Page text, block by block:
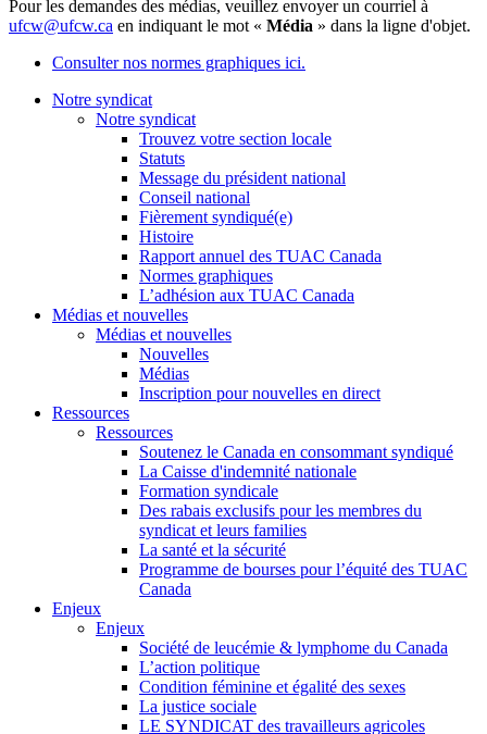
Pour les demandes des médias, veuillez envoyer un courriel à
ufcw@ufcw.ca en indiquant le mot « Média » dans la ligne d'objet.
Consulter nos normes graphiques ici.
Notre syndicat
Notre syndicat
Trouvez votre section locale
Statuts
Message du président national
Conseil national
Fièrement syndiqué(e)
Histoire
Rapport annuel des TUAC Canada
Normes graphiques
L’adhésion aux TUAC Canada
Médias et nouvelles
Médias et nouvelles
Nouvelles
Médias
Inscription pour nouvelles en direct
Ressources
Ressources
Soutenez le Canada en consommant syndiqué
La Caisse d'indemnité nationale
Formation syndicale
Des rabais exclusifs pour les membres du
syndicat et leurs families
La santé et la sécurité
Programme de bourses pour l’équité des TUAC
Canada
Enjeux
Enjeux
Société de leucémie & lymphome du Canada
L’action politique
Condition féminine et égalité des sexes
La justice sociale
LE SYNDICAT des travailleurs agricoles